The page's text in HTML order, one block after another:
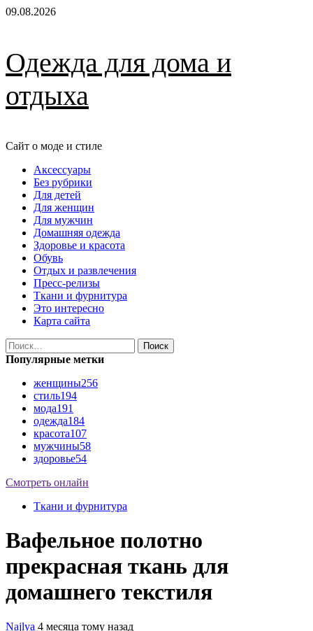
Перейти
09.08.2026
Одежда для дома и
отдыха
Сайт о моде и стиле
Основное
меню
Аксессуары
Без рубрики
Для детей
Для женщин
Для мужчин
Домашняя одежда
Здоровье и красота
Обувь
Отдых и развлечения
Пресс-релизы
Ткани и фурнитура
Это интересно
Карта сайта
Найти:
Популярные метки
женщины256
стиль194
мода191
одежда184
красота107
мужчины58
здоровье54
Смотреть онлайн
Ткани и фурнитура
Вафельное полотно
прекрасная ткань для
домашнего текстиля
Najlya 4 месяца тому назад